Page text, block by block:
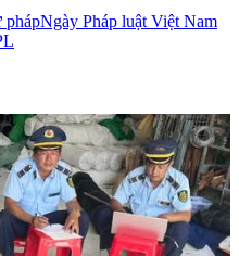
phápNgày Pháp luật Việt Nam